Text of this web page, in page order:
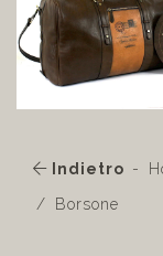
Indietro
Borsone